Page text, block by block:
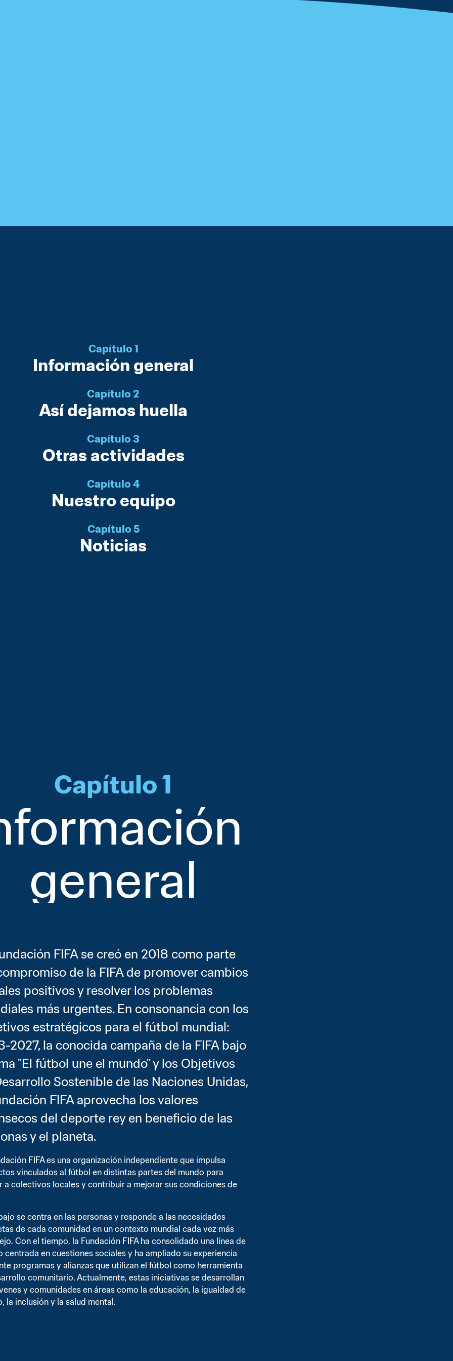
Capítulo 1
Información general
Capítulo 2
Así dejamos huella
Capítulo 3
Otras actividades
Capítulo 4
Nuestro equipo
Capítulo 5
Noticias
Capítulo 1
general
FIFA se creó en 2018 como parte
de la FIFA de promover cambios
positivos y resolver los problemas
más urgentes. En consonancia con los
estratégicos para el fútbol mundial:
2027, la conocida campaña de la FIFA bajo
"El fútbol une el mundo" y los Objetivos
Sostenible de las Naciones Unidas,
FIFA aprovecha los valores
del deporte rey en beneficio de las
y el planeta.
FIFA es una organización independiente que impulsa
vinculados al fútbol en distintas partes del mundo para
a colectivos locales y contribuir a mejorar sus condiciones de
se centra en las personas y responde a las necesidades
de cada comunidad en un contexto mundial cada vez más
Con el tiempo, la Fundación FIFA ha consolidado una línea de
centrada en cuestiones sociales y ha ampliado su experiencia
programas y alianzas que utilizan el fútbol como herramienta
comunitario. Actualmente, estas iniciativas se desarrollan
y comunidades en áreas como la educación, la igualdad de
la inclusión y la salud mental.